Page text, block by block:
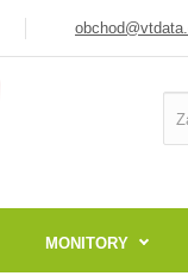
MONITORY